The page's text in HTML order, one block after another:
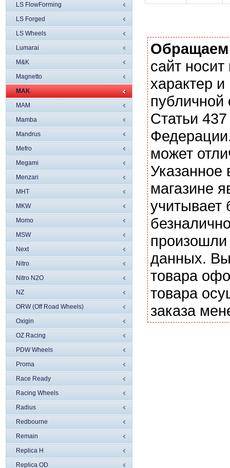
LS FlowForming
LS Forged
LS Wheels
Lumarai
M&K
Magnetto
MAK
MAM
Mamba
Mandrus
Mefro
Megami
Menzari
MHT
MKW
Momo
MSW
Next
Nitro
Nitro N2O
NZ
ORW (Off Road Wheels)
Oxigin
OZ Racing
PDW Wheels
Proma
Race Ready
Racing Wheels
Radius
Redbourne
Remain
Replica H
Replica OD
сайт
характер
Статьи
может
магазине
учитывает
данных. Вы
товара
товара
заказа